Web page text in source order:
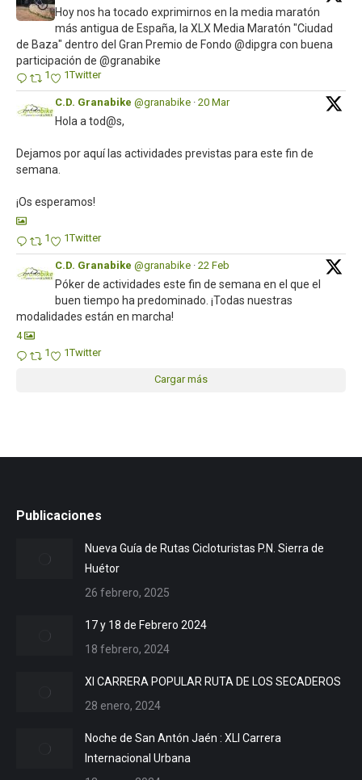
Hoy nos ha tocado exprimirnos en la media maratón
más antigua de España, la XLX Media Maratón "Ciudad
de Baza" dentro del Gran Premio de Fondo @dipgra con buena
participación de @granabike
1 1Twitter
C.D. Granabike @granabike · 20 Mar
Hola a tod@s,
Dejamos por aquí las actividades previstas para este fin de
semana.
¡Os esperamos!
1 1Twitter
C.D. Granabike @granabike · 22 Feb
Póker de actividades este fin de semana en el que el
buen tiempo ha predominado. ¡Todas nuestras
modalidades están en marcha!
4
1
1Twitter
Cargar más
Publicaciones
Nueva Guía de Rutas Cicloturistas P.N. Sierra de
Huétor
26 febrero, 2025
17 y 18 de Febrero 2024
18 febrero, 2024
XI CARRERA POPULAR RUTA DE LOS SECADEROS
28 enero, 2024
Noche de San Antón Jaén : XLI Carrera
Internacional Urbana